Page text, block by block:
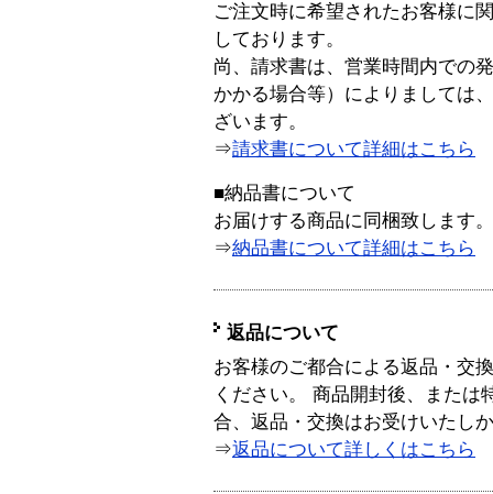
ご注文時に希望されたお客様に
しております。
尚、請求書は、営業時間内での
かかる場合等）によりましては
ざいます。
⇒請求書について詳細はこちら
■納品書について
お届けする商品に同梱致します。
⇒納品書について詳細はこちら
返品について
お客様のご都合による返品・交
ください。 商品開封後、または
合、返品・交換はお受けいたし
⇒返品について詳しくはこちら